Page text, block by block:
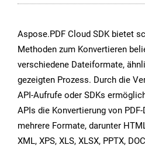
Aspose.PDF Cloud SDK bietet
Methoden zum Konvertieren
verschiedene Dateiformate,
gezeigten Prozess. Durch die
API-Aufrufe oder SDKs
APIs die Konvertierung von
mehrere Formate, darunter
XML, XPS, XLS, XLSX, PPTX,